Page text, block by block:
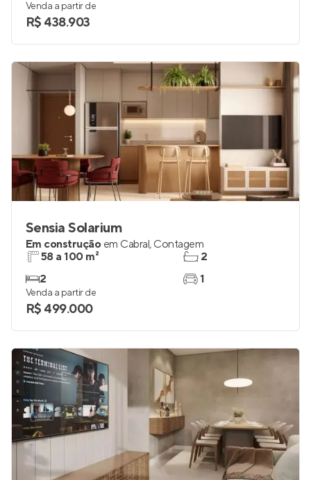
Venda a partir de
R$ 438.903
Sensia Solarium
Em construção em Cabral, Contagem
58 a 100 m²
2
2
1
Venda a partir de
R$ 499.000